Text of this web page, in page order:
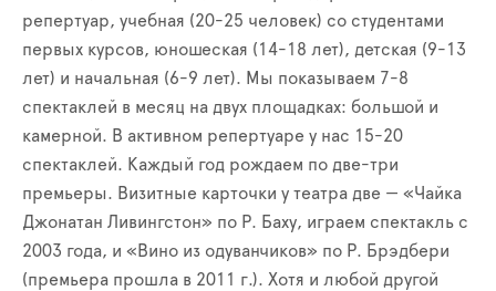
репертуар, учебная (20-25 человек) со студентами
первых курсов, юношеская (14-18 лет), детская (9-13
лет) и начальная (6-9 лет). Мы показываем 7-8
спектаклей в месяц на двух площадках: большой и
камерной. В активном репертуаре у нас 15-20
спектаклей. Каждый год рождаем по две-три
премьеры. Визитные карточки у театра две — «Чайка
Джонатан Ливингстон» по Р. Баху, играем спектакль с
2003 года, и «Вино из одуванчиков» по Р. Брэдбери
(премьера прошла в 2011 г.). Хотя и любой другой